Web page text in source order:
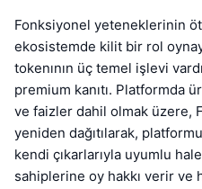
Fonksiyonel yeteneklerinin
ekosistemde kilit bir rol
tokenının üç temel işlevi
premium kanıtı. Platformda
ve faizler dahil olmak üzere,
yeniden dağıtılarak,
kendi çıkarlarıyla uyumlu
sahiplerine oy hakkı verir